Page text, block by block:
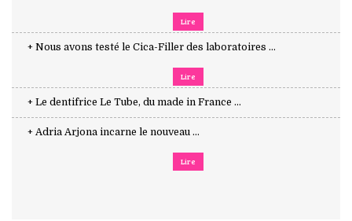
Lire
+ Nous avons testé le Cica-Filler des laboratoires ...
Lire
+ Le dentifrice Le Tube, du made in France ...
+ Adria Arjona incarne le nouveau ...
Lire